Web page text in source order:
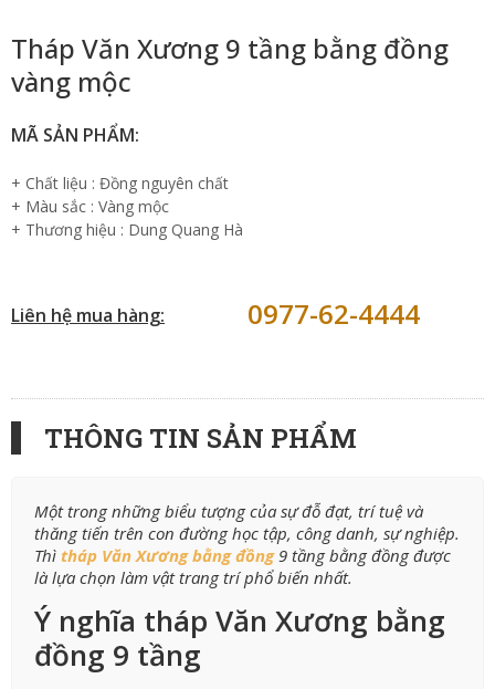
Tháp Văn Xương 9 tầng bằng đồng
vàng mộc
MÃ SẢN PHẨM:
+ Chất liệu : Đồng nguyên chất
+ Màu sắc : Vàng mộc
+ Thương hiệu : Dung Quang Hà
Liên hệ mua hàng: 0977-62-4444
THÔNG TIN SẢN PHẨM
Một trong những biểu tượng của sự đỗ đạt, trí tuệ và
thăng tiến trên con đường học tập, công danh, sự nghiệp.
Thì tháp Văn Xương bằng đồng9 tầng bằng đồng được
là lựa chọn làm vật trang trí phổ biến nhất.
Ý nghĩa tháp Văn Xương bằng
đồng 9 tầng